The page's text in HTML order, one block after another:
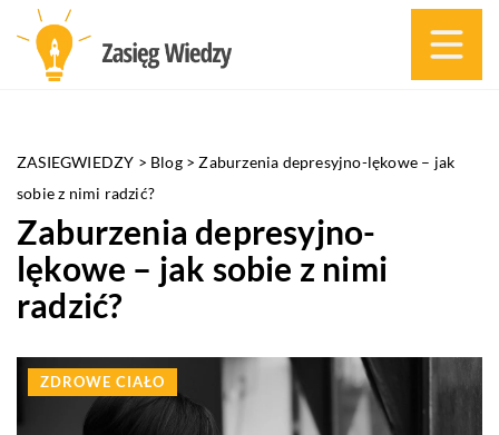
ZASIEGWIEDZY > Blog>Zaburzenia depresyjno-lękowe – jak
sobie z nimi radzić?
Zaburzenia depresyjno-
lękowe – jak sobie z nimi
radzić?
ZDROWE CIAŁO